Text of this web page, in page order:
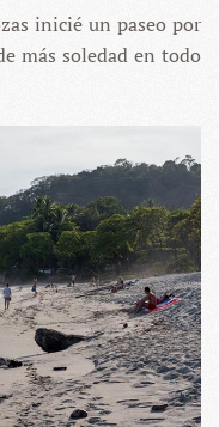
inicié un paseo por
más soledad en todo